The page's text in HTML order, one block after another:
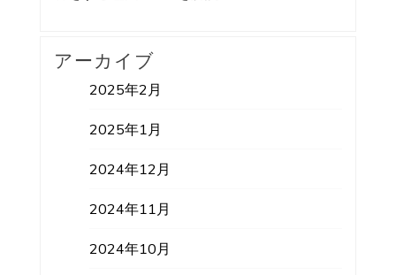
アーカイブ
2025年2月
2025年1月
2024年12月
2024年11月
2024年10月